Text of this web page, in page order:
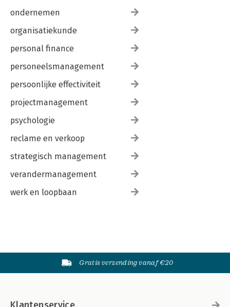
ondernemen
organisatiekunde
personal finance
personeelsmanagement
persoonlijke effectiviteit
projectmanagement
psychologie
reclame en verkoop
strategisch management
verandermanagement
werk en loopbaan
Gratis verzending vanaf €20